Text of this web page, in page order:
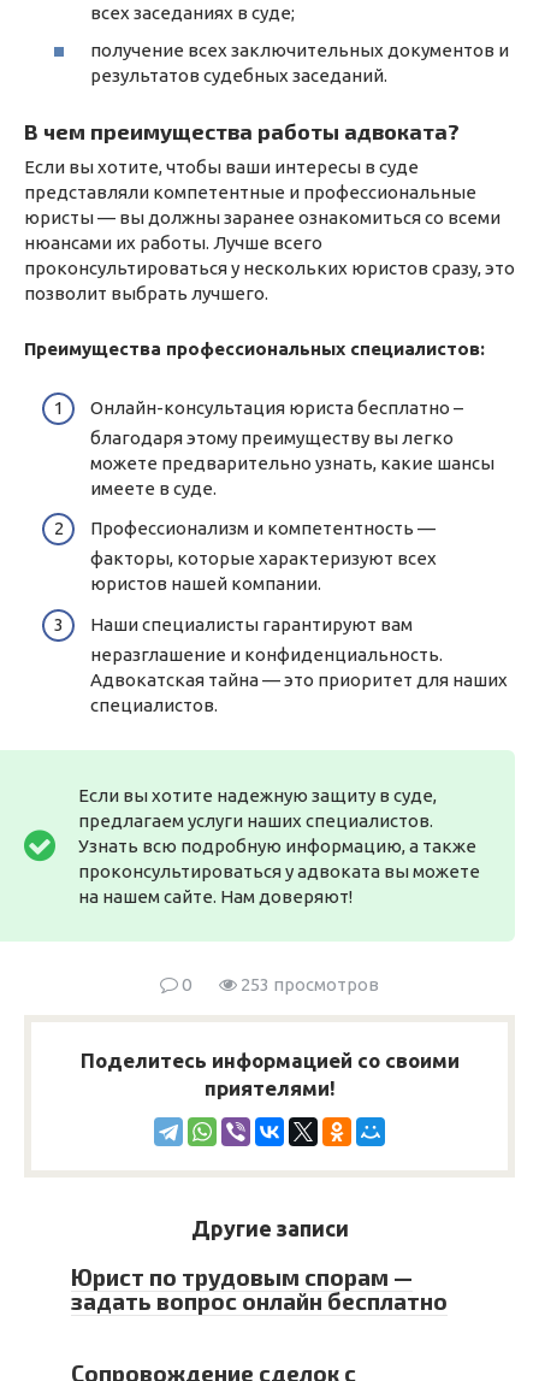
всех заседаниях в суде;
получение всех заключительных документов и
результатов судебных заседаний.
В чем преимущества работы адвоката?
Если вы хотите, чтобы ваши интересы в суде
представляли компетентные и профессиональные
юристы — вы должны заранее ознакомиться со всеми
нюансами их работы. Лучше всего
проконсультироваться у нескольких юристов сразу, это
позволит выбрать лучшего.
Преимущества профессиональных специалистов:
Онлайн-консультация юриста бесплатно –
благодаря этому преимуществу вы легко
можете предварительно узнать, какие шансы
имеете в суде.
Профессионализм и компетентность —
факторы, которые характеризуют всех
юристов нашей компании.
Наши специалисты гарантируют вам
неразглашение и конфиденциальность.
Адвокатская тайна — это приоритет для наших
специалистов.
Если вы хотите надежную защиту в суде,
предлагаем услуги наших специалистов.
Узнать всю подробную информацию, а также
проконсультироваться у адвоката вы можете
на нашем сайте. Нам доверяют!
0 253 просмотров
Поделитесь информацией со своими
приятелями!
Другие записи
Юрист по трудовым спорам —
задать вопрос онлайн бесплатно
Сопровождение сделок с